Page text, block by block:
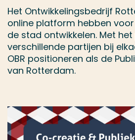
Het Ontwikkelingsbedrijf
online platform hebben
de stad ontwikkelen. Met
verschillende partijen bij
OBR positioneren als de
van Rotterdam.